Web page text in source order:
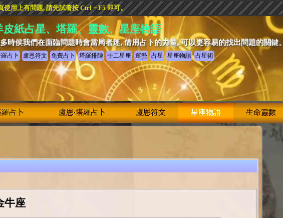
使用上有問題, 請先試著按 Ctrl + F5 即可。
皮紙占星、塔羅、靈數、星座物語
時侯我們在面臨問題時會當局者迷, 借用占卜的力量, 可以更容易的找出問題的關鍵。
占卜 盧恩符文 免費占卜 塔羅排陣 十二星座 運勢 占星 星座物語 占星術
占卜 盧恩‧塔羅占卜 盧恩符文 星座物語 生命靈數
牛座